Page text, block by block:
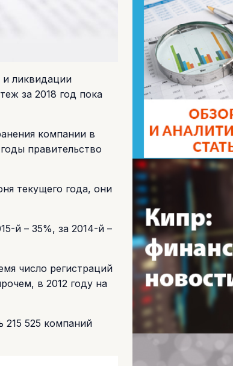
и ликвидации
за 2018 год пока
компании в
правительство
текущего года, они
й – 35%, за 2014-й –
число регистраций
в 2012 году на
215 525 компаний